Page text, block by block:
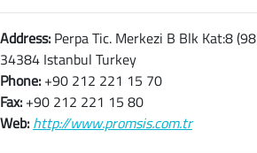
Address: Perpa Tic. Merkezi B Blk Kat:8
34384 Istanbul Turkey
Phone:+90 212 221 15 70
Fax:+90 212 221 15 80
Web: http://www.promsis.com.tr